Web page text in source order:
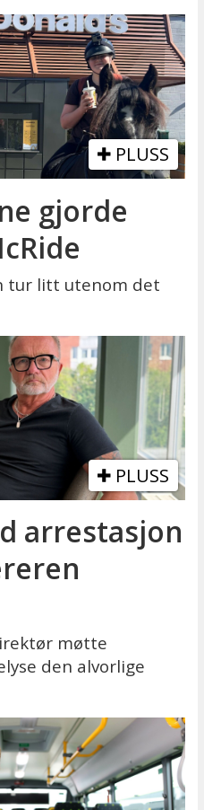
PLUSS
gjorde
tur litt utenom det
PLUSS
arrestasjon
møtte
den alvorlige